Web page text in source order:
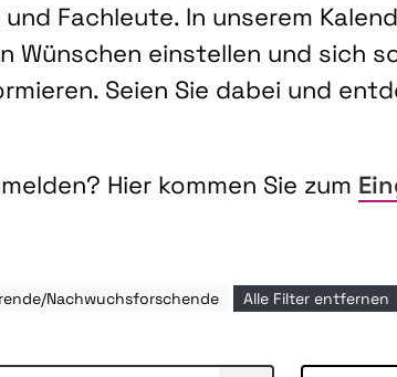
Fachleute. In unserem
Wünschen einstellen und sich
Seien Sie dabei und
Hier kommen Sie zum
Nachwuchsforschende Alle Filter entfernen